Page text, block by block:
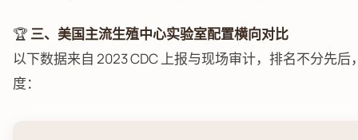
🏆 三、美国主流生殖中心实验室配置横向对比
以下数据来自 2023 CDC 上报与现场审计，排名不分先后
度：